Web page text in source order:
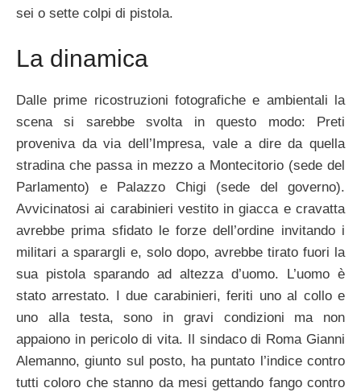
sei o sette colpi di pistola.
La dinamica
Dalle prime ricostruzioni fotografiche e ambientali la
scena si sarebbe svolta in questo modo: Preti
proveniva da via dell’Impresa, vale a dire da quella
stradina che passa in mezzo a Montecitorio (sede del
Parlamento) e Palazzo Chigi (sede del governo).
Avvicinatosi ai carabinieri vestito in giacca e cravatta
avrebbe prima sfidato le forze dell’ordine invitando i
militari a sparargli e, solo dopo, avrebbe tirato fuori la
sua pistola sparando ad altezza d’uomo. L’uomo è
stato arrestato. I due carabinieri, feriti uno al collo e
uno alla testa, sono in gravi condizioni ma non
appaiono in pericolo di vita. Il sindaco di Roma Gianni
Alemanno, giunto sul posto, ha puntato l’indice contro
tutti coloro che stanno da mesi gettando fango contro